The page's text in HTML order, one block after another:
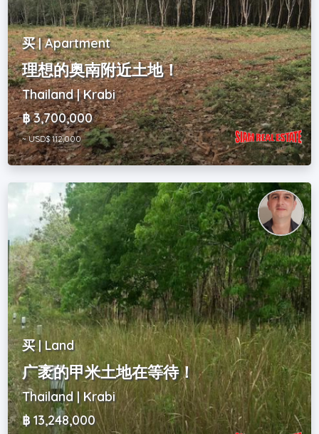
买 | Apartment
理想的奥南附近土地！
Thailand | Krabi
฿ 3,700,000
~ USD$ 112,000
买 | Land
广袤的甲米土地在等待！
Thailand | Krabi
฿ 13,248,000